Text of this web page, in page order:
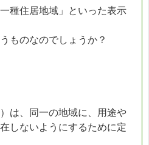
種住居地域」といった表示
ものなのでしょうか？
は、同一の地域に、用途や
しないようにするために定